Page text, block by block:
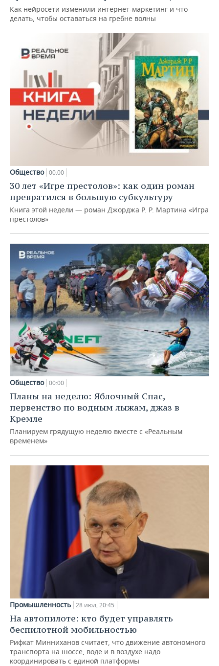
Как нейросети изменили интернет-маркетинг и что
делать, чтобы оставаться на гребне волны
Общество 00:00
30 лет «Игре престолов»: как один роман
превратился в большую субкультуру
Книга этой недели — роман Джорджа Р. Р. Мартина «Игра
престолов»
Общество 00:00
Планы на неделю: Яблочный Спас,
первенство по водным лыжам, джаз в
Кремле
Планируем грядущую неделю вместе с «Реальным
временем»
Промышленность 28 июл, 20:45
На автопилоте: кто будет управлять
беспилотной мобильностью
Рифкат Минниханов считает, что движение автономного
транспорта на шоссе, воде и в воздухе надо
координировать с единой платформы